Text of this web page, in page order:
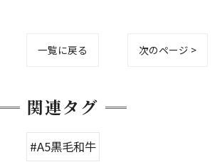
一覧に戻る 次のページ >
関連タグ
#A5黒毛和牛